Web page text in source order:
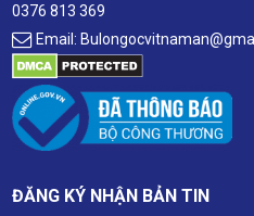
0376 813 369
Email:
ĐĂNG KÝ NHẬN BẢN TIN